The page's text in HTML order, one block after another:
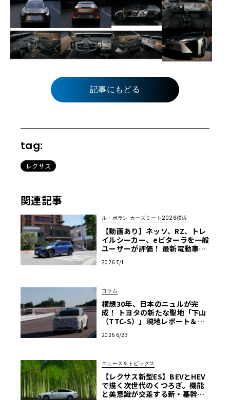
記事にもどる
tag:
レクサス
関連記事
ル・ボラン カーズミート2026横浜
【動画あり】ネッソ、RZ、トレ
イルシーカー、eビターラを一般
ユーザーが評価！ 最新電動車体
ーズミート2026横浜】
2026 7/1
コラム
構想30年、日本のニュルが完
成！ トヨタの新たな聖地「下山
（TTC-S）」現地レポート＆新
2026 6/23
ニュース＆トピックス
【レクサス新型ES】BEVとHEV
で描く次世代のくつろぎ。機能
と美意識が交差する新・基幹セ